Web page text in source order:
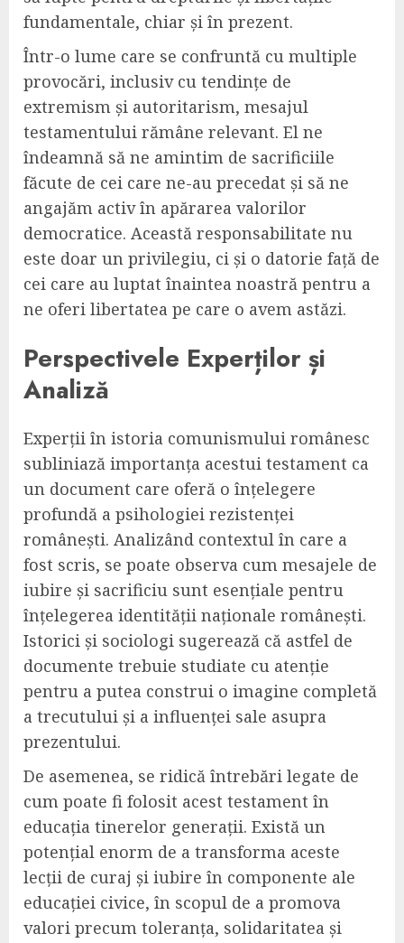
fundamentale, chiar și în prezent.
Într-o lume care se confruntă cu multiple
provocări, inclusiv cu tendințe de
extremism și autoritarism, mesajul
testamentului rămâne relevant. El ne
îndeamnă să ne amintim de sacrificiile
făcute de cei care ne-au precedat și să ne
angajăm activ în apărarea valorilor
democratice. Această responsabilitate nu
este doar un privilegiu, ci și o datorie față de
cei care au luptat înaintea noastră pentru a
ne oferi libertatea pe care o avem astăzi.
Perspectivele Experților și
Analiză
Experții în istoria comunismului românesc
subliniază importanța acestui testament ca
un document care oferă o înțelegere
profundă a psihologiei rezistenței
românești. Analizând contextul în care a
fost scris, se poate observa cum mesajele de
iubire și sacrificiu sunt esențiale pentru
înțelegerea identității naționale românești.
Istorici și sociologi sugerează că astfel de
documente trebuie studiate cu atenție
pentru a putea construi o imagine completă
a trecutului și a influenței sale asupra
prezentului.
De asemenea, se ridică întrebări legate de
cum poate fi folosit acest testament în
educația tinerelor generații. Există un
potențial enorm de a transforma aceste
lecții de curaj și iubire în componente ale
educației civice, în scopul de a promova
valori precum toleranța, solidaritatea și